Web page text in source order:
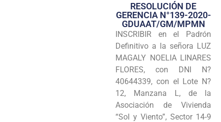
Transparencia
Seguridad
Programas
Intranet
RESOLUCIÓN DE
GERENCIA N°139-2020-
GDUAAT/GM/MPMN
INSCRIBIR en el Padrón
Definitivo a la señora LUZ
MAGALY NOELIA LINARES
FLORES, con DNI N?
40644339, con el Lote N?
12, Manzana L, de la
Asociación de Vivienda
“Sol y Viento”, Sector 14-9